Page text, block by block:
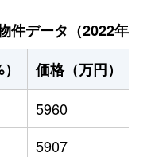
件データ（2022年11
価格（万円）
5960
5907